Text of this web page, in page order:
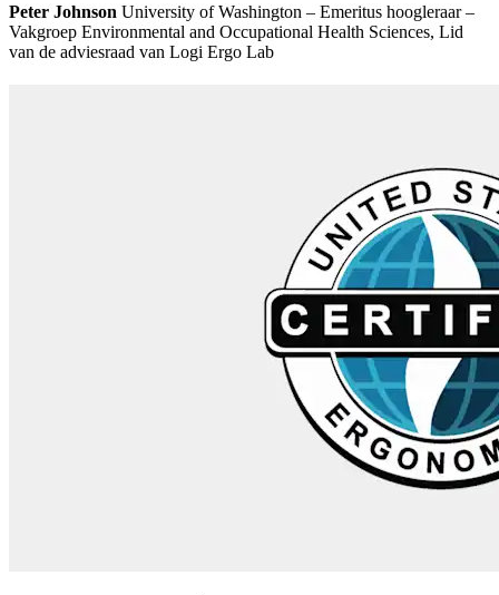
Peter Johnson University of Washington – Emeritus hoogleraar –
Vakgroep Environmental and Occupational Health Sciences, Lid
van de adviesraad van Logi Ergo Lab